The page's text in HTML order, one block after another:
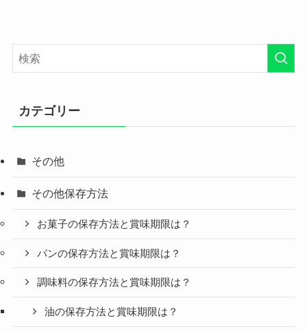
カテゴリー
その他
その他保存方法
お菓子の保存方法と賞味期限は？
パンの保存方法と賞味期限は？
調味料の保存方法と賞味期限は？
油の保存方法と賞味期限は？